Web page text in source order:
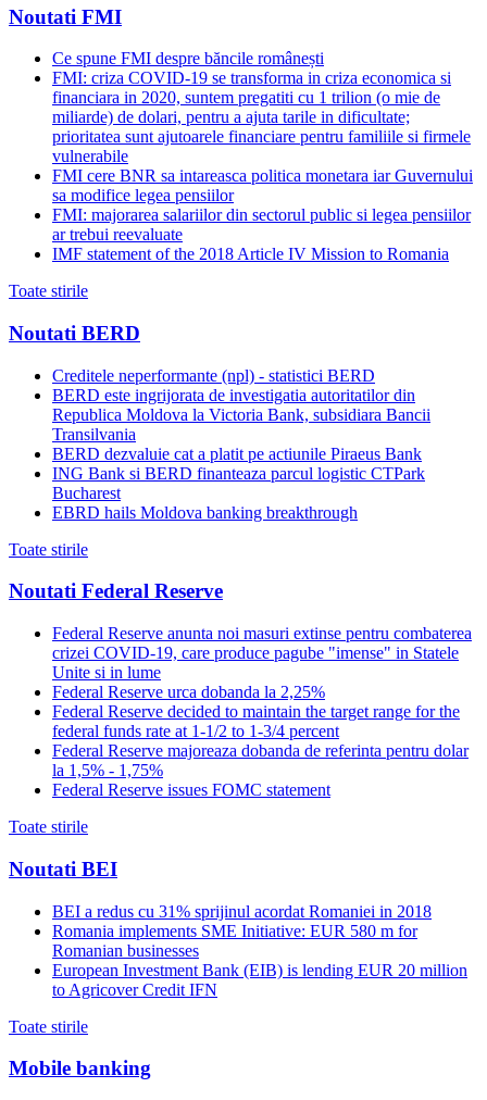
Noutati FMI
Ce spune FMI despre băncile românești
FMI: criza COVID-19 se transforma in criza economica si
financiara in 2020, suntem pregatiti cu 1 trilion (o mie de
miliarde) de dolari, pentru a ajuta tarile in dificultate;
prioritatea sunt ajutoarele financiare pentru familiile si firmele
vulnerabile
FMI cere BNR sa intareasca politica monetara iar Guvernului
sa modifice legea pensiilor
FMI: majorarea salariilor din sectorul public si legea pensiilor
ar trebui reevaluate
IMF statement of the 2018 Article IV Mission to Romania
Toate stirile
Noutati BERD
Creditele neperformante (npl) - statistici BERD
BERD este ingrijorata de investigatia autoritatilor din
Republica Moldova la Victoria Bank, subsidiara Bancii
Transilvania
BERD dezvaluie cat a platit pe actiunile Piraeus Bank
ING Bank si BERD finanteaza parcul logistic CTPark
Bucharest
EBRD hails Moldova banking breakthrough
Toate stirile
Noutati Federal Reserve
Federal Reserve anunta noi masuri extinse pentru combaterea
crizei COVID-19, care produce pagube "imense" in Statele
Unite si in lume
Federal Reserve urca dobanda la 2,25%
Federal Reserve decided to maintain the target range for the
federal funds rate at 1-1/2 to 1-3/4 percent
Federal Reserve majoreaza dobanda de referinta pentru dolar
la 1,5% - 1,75%
Federal Reserve issues FOMC statement
Toate stirile
Noutati BEI
BEI a redus cu 31% sprijinul acordat Romaniei in 2018
Romania implements SME Initiative: EUR 580 m for
Romanian businesses
European Investment Bank (EIB) is lending EUR 20 million
to Agricover Credit IFN
Toate stirile
Mobile banking